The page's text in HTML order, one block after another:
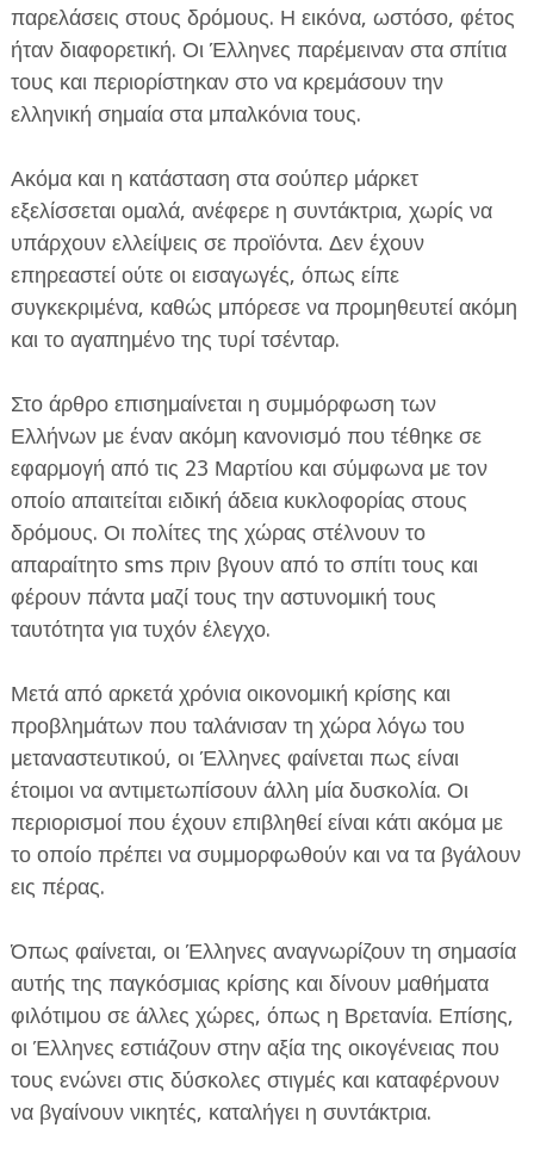
παρελάσεις στους δρόμους. Η εικόνα, ωστόσο, φέτος
ήταν διαφορετική. Οι Έλληνες παρέμειναν στα σπίτια
τους και περιορίστηκαν στο να κρεμάσουν την
ελληνική σημαία στα μπαλκόνια τους.
Ακόμα και η κατάσταση στα σούπερ μάρκετ
εξελίσσεται ομαλά, ανέφερε η συντάκτρια, χωρίς να
υπάρχουν ελλείψεις σε προϊόντα. Δεν έχουν
επηρεαστεί ούτε οι εισαγωγές, όπως είπε
συγκεκριμένα, καθώς μπόρεσε να προμηθευτεί ακόμη
και το αγαπημένο της τυρί τσένταρ.
Στο άρθρο επισημαίνεται η συμμόρφωση των
Ελλήνων με έναν ακόμη κανονισμό που τέθηκε σε
εφαρμογή από τις 23 Μαρτίου και σύμφωνα με τον
οποίο απαιτείται ειδική άδεια κυκλοφορίας στους
δρόμους. Οι πολίτες της χώρας στέλνουν το
απαραίτητο sms πριν βγουν από το σπίτι τους και
φέρουν πάντα μαζί τους την αστυνομική τους
ταυτότητα για τυχόν έλεγχο.
Μετά από αρκετά χρόνια οικονομική κρίσης και
προβλημάτων που ταλάνισαν τη χώρα λόγω του
μεταναστευτικού, οι Έλληνες φαίνεται πως είναι
έτοιμοι να αντιμετωπίσουν άλλη μία δυσκολία. Οι
περιορισμοί που έχουν επιβληθεί είναι κάτι ακόμα με
το οποίο πρέπει να συμμορφωθούν και να τα βγάλουν
εις πέρας.
Όπως φαίνεται, οι Έλληνες αναγνωρίζουν τη σημασία
αυτής της παγκόσμιας κρίσης και δίνουν μαθήματα
φιλότιμου σε άλλες χώρες, όπως η Βρετανία. Επίσης,
οι Έλληνες εστιάζουν στην αξία της οικογένειας που
τους ενώνει στις δύσκολες στιγμές και καταφέρνουν
να βγαίνουν νικητές, καταλήγει η συντάκτρια.